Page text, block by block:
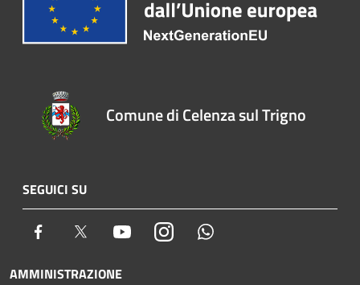
Comune di Celenza sul Trigno
SEGUICI SU
Facebook Twitter YoutubeInstagram
AMMINISTRAZIONE